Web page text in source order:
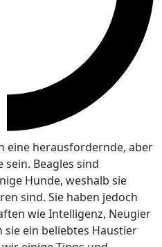
eine herausfordernde, aber
Beagles sind
Hunde, weshalb sie
sind. Sie haben jedoch
wie Intelligenz, Neugier
ein beliebtes Haustier